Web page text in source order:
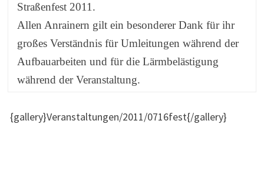
Straßenfest 2011.
Allen Anrainern gilt ein besonderer Dank für ihr
großes Verständnis für Umleitungen während der
Aufbauarbeiten und für die Lärmbelästigung
während der Veranstaltung.
{gallery}Veranstaltungen/2011/0716fest{/gallery}